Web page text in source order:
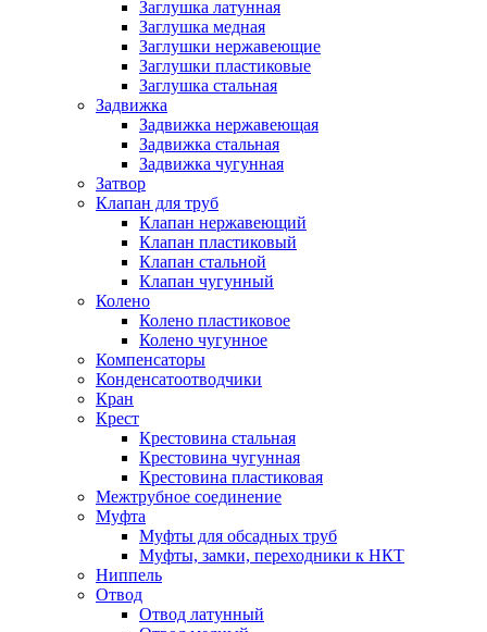
Заглушка латунная
Заглушка медная
Заглушки нержавеющие
Заглушки пластиковые
Заглушка стальная
Задвижка
Задвижка нержавеющая
Задвижка стальная
Задвижка чугунная
Затвор
Клапан для труб
Клапан нержавеющий
Клапан пластиковый
Клапан стальной
Клапан чугунный
Колено
Колено пластиковое
Колено чугунное
Компенсаторы
Конденсатоотводчики
Кран
Крест
Крестовина стальная
Крестовина чугунная
Крестовина пластиковая
Межтрубное соединение
Муфта
Муфты для обсадных труб
Муфты, замки, переходники к НКТ
Ниппель
Отвод
Отвод латунный